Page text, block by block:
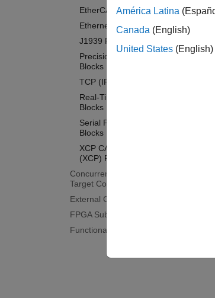
EtherCAT Protocol Blocks
Ethernet (IP) Protocol Blocks
J1939 Protocol Blocks
Precision Time Protocol (PTP)
Blocks
TCP (IP) Protocol Blocks
Real-Time UDP (IP) Protocol
Blocks
Serial Port (RS232) Protocol
Blocks
XCP CAN, XCP CAN FD, XCP UDP
(XCP) Protocol Blocks
Concurrent Execution with Multicore
Target Computer
External Code Integration
FPGA Subsystem Configuration
Functional Mock-up Units
América Latina
Canada (English)
United States (English)